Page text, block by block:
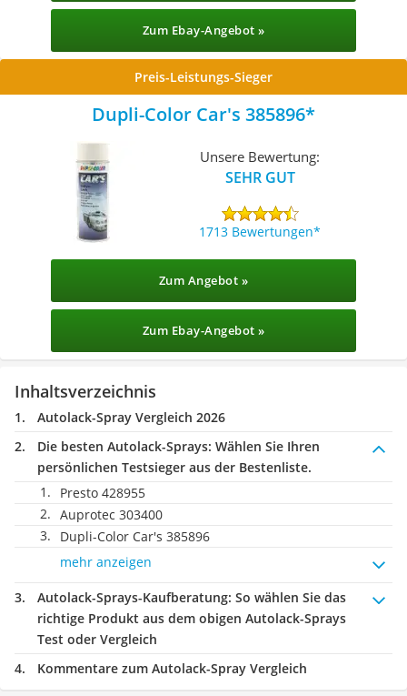
Zum Ebay-Angebot »
Preis-Leistungs-Sieger
Dupli-Color Car's 385896
Unsere Bewertung:
SEHR GUT
1713 Bewertungen
Zum Angebot »
Zum Ebay-Angebot »
Inhaltsverzeichnis
Autolack-Spray Vergleich 2026
Die besten Autolack-Sprays: Wählen Sie Ihren
persönlichen Testsieger aus der Bestenliste.
Presto 428955
Auprotec 303400
Dupli-Color Car's 385896
mehr anzeigen
Autolack-Sprays-Kaufberatung: So wählen Sie das
richtige Produkt aus dem obigen Autolack-Sprays
Test oder Vergleich
Kommentare zum Autolack-Spray Vergleich